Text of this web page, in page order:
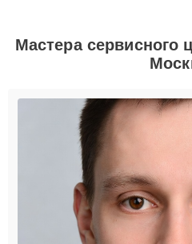
Мастера сервисного